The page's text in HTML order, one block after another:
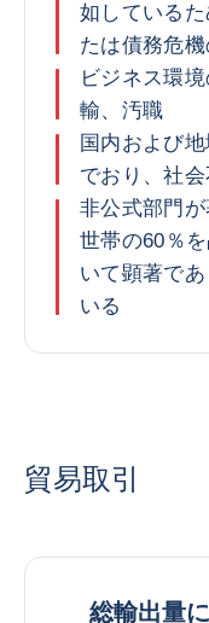
如している
たは債務危
ビジネス環
輸、汚職
国内および
でおり、社
非公式部門が
世帯の60％
いて顕著で
いる
貿易取引
総輸出量